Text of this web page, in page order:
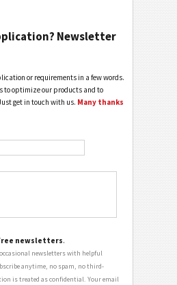
Newsletter
or requirements in a few words.
to optimize our products and to
get in touch with us. Many thanks
newsletters.
occasional newsletters with helpful
anytime, no spam, no third-
is treated as confidential. Your email